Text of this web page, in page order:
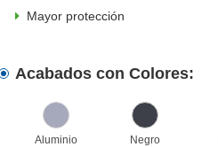
Mayor protección
Acabados con Colores:
Aluminio Negro